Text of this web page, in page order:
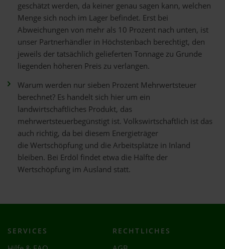
geschätzt werden, da keiner genau sagen kann, welchen
Menge sich noch im Lager befindet. Erst bei
Abweichungen von mehr als 10 Prozent nach unten, ist
unser Partnerhändler in Höchstenbach berechtigt, den
jeweils der tatsächlich gelieferten Tonnage zu Grunde
liegenden höheren Preis zu verlangen.
Warum werden nur sieben Prozent Mehrwertsteuer
berechnet? Es handelt sich hier um ein
landwirtschaftliches Produkt, das
mehrwertsteuerbegünstigt ist. Volkswirtschaftlich ist das
auch richtig, da bei diesem Energieträger
die Wertschöpfung und die Arbeitsplätze in Inland
bleiben. Bei Erdöl findet etwa die Hälfte der
Wertschöpfung im Ausland statt.
SERVICES RECHTLICHES